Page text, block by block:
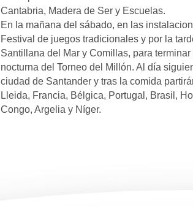
Cantabria, Madera de Ser y Escuelas.
En la mañana del sábado, en las
Festival de juegos tradicionales y por la
Santillana del Mar y Comillas, para
nocturna del Torneo del Millón. Al día
ciudad de Santander y tras la comida
Lleida, Francia, Bélgica, Portugal, Brasil,
Congo, Argelia y Níger.